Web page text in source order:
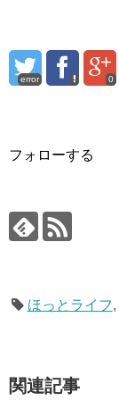
error 0
フォローする
ほっとライフ,
関連記事